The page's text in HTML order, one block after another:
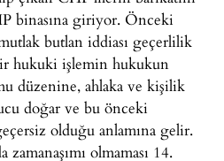
binasına giriyor. Önceki
butlan iddiası geçerlilik
hukuki işlemin hukukun
düzenine, ahlaka ve kişilik
doğar ve bu önceki
olduğu anlamına gelir.
olmaması 14.